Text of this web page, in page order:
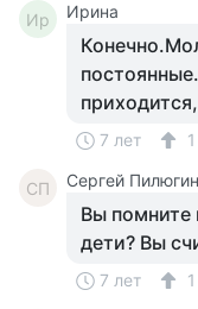
Ир Ирина
7 лет 1
СП Сергей Пилюгин
Вы помните
дети? Вы
7 лет 1